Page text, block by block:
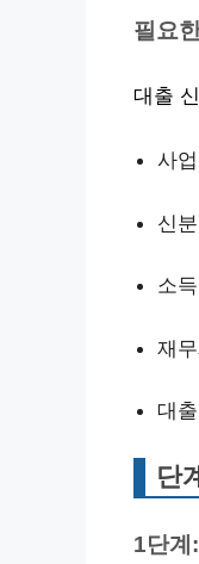
필요
대출
사
신
소
재
대
단
1단계